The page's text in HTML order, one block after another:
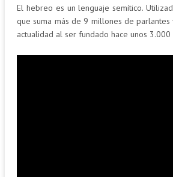
El hebreo es un lenguaje semítico.
que suma más de 9 millones de
actualidad al ser fundado hace unos 3.000